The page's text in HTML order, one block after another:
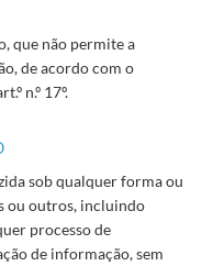
que não permite a
de acordo com o
n.º 17º.
sob qualquer forma ou
ou outros, incluindo
processo de
de informação, sem